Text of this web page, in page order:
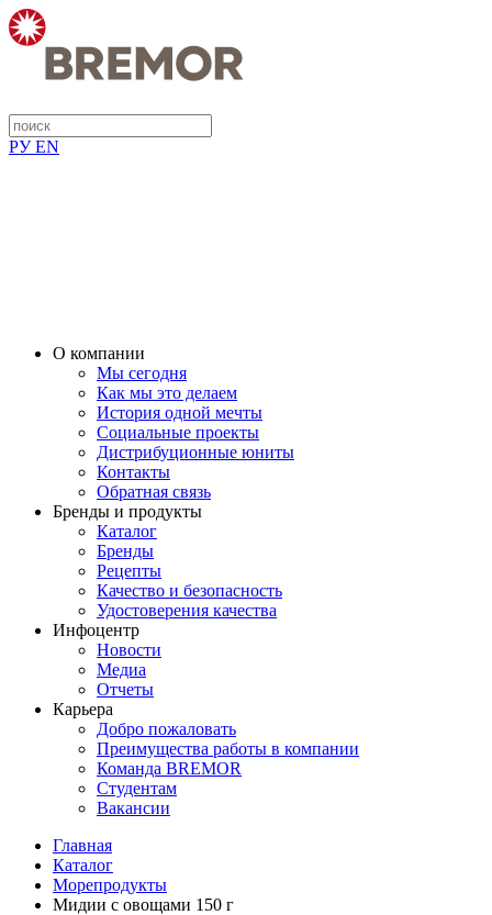
РУ EN
О компании
Мы сегодня
Как мы это делаем
История одной мечты
Социальные проекты
Дистрибуционные юниты
Контакты
Обратная связь
Бренды и продукты
Каталог
Бренды
Рецепты
Качество и безопасность
Удостоверения качества
Инфоцентр
Новости
Медиа
Отчеты
Карьера
Добро пожаловать
Преимущества работы в компании
Команда BREMOR
Студентам
Вакансии
Главная
Каталог
Море­про­дукты
Мидии с овощами 150 г